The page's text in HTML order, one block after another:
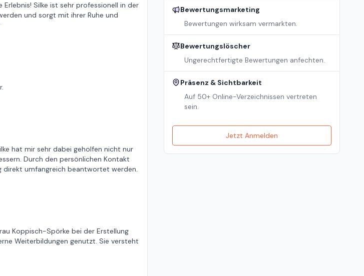
Silke ist sehr professionell in der
und sorgt mit ihrer Ruhe und
hat mir sehr dabei geholfen nicht nur
Durch den persönlichen Kontakt
direkt umfangreich beantwortet werden.
Koppisch-Spörke bei der Erstellung
Weiterbildungen genutzt. Sie versteht
Bewertungsmarketing
Bewertungen wirksam vermarkten.
Bewertungslöscher
Ungerechtfertigte Bewertungen anfechten.
Präsenz & Sichtbarkeit
Auf 50+ Online-Verzeichnissen vertreten
sein.
Jetzt Anmelden